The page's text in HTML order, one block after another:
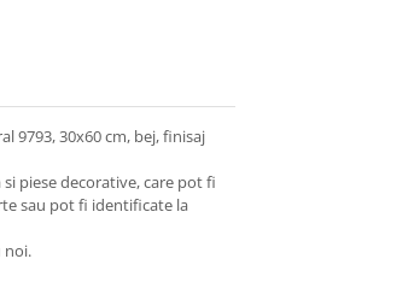
9793, 30x60 cm, bej, finisaj
piese decorative, care pot fi
sau pot fi identificate la
noi.